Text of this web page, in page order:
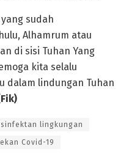
sudah
Alhamrum atau
di sisi Tuhan Yang
kita selalu
dalam lindungan Tuhan
lingkungan
Covid-19